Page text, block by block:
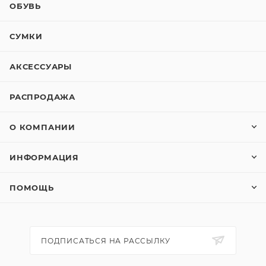
ОБУВЬ
СУМКИ
АКСЕССУАРЫ
РАСПРОДАЖА
О КОМПАНИИ
ИНФОРМАЦИЯ
ПОМОЩЬ
ПОДПИСАТЬСЯ НА РАССЫЛКУ